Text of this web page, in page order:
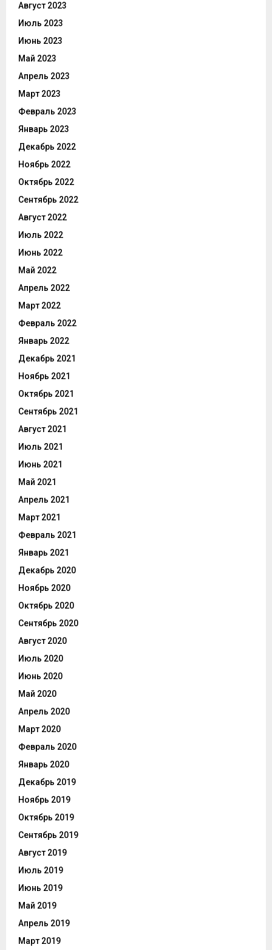
Август 2023
Июль 2023
Июнь 2023
Май 2023
Апрель 2023
Март 2023
Февраль 2023
Январь 2023
Декабрь 2022
Ноябрь 2022
Октябрь 2022
Сентябрь 2022
Август 2022
Июль 2022
Июнь 2022
Май 2022
Апрель 2022
Март 2022
Февраль 2022
Январь 2022
Декабрь 2021
Ноябрь 2021
Октябрь 2021
Сентябрь 2021
Август 2021
Июль 2021
Июнь 2021
Май 2021
Апрель 2021
Март 2021
Февраль 2021
Январь 2021
Декабрь 2020
Ноябрь 2020
Октябрь 2020
Сентябрь 2020
Август 2020
Июль 2020
Июнь 2020
Май 2020
Апрель 2020
Март 2020
Февраль 2020
Январь 2020
Декабрь 2019
Ноябрь 2019
Октябрь 2019
Сентябрь 2019
Август 2019
Июль 2019
Июнь 2019
Май 2019
Апрель 2019
Март 2019